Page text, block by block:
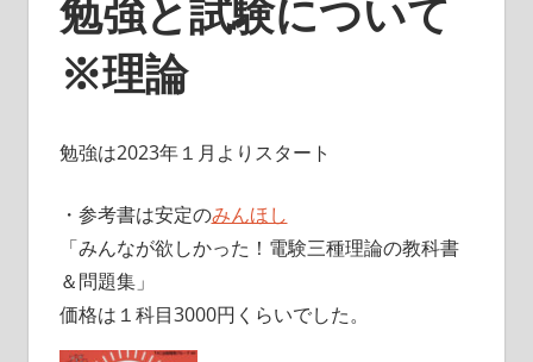
勉強と試験について
※理論
勉強は2023年１月よりスタート
・参考書は安定のみんほし
「みんなが欲しかった！電験三種理論の教科書
＆問題集」
価格は１科目3000円くらいでした。